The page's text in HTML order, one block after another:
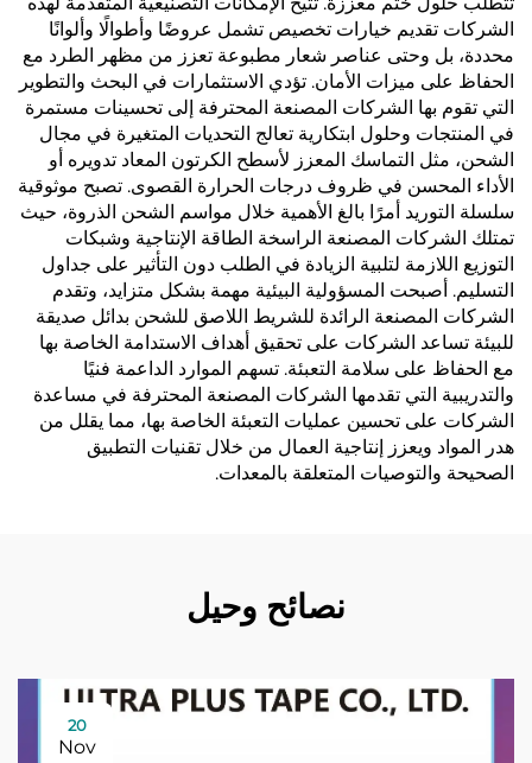
الشركات تقديم خيارات تخصيص تشمل عروضًا وأطوالًا وألوانًا
محددة، بل وحتى عناصر شعار مطبوعة تعزز من مظهر الطرد مع
الحفاظ على ميزات الأمان. تؤدي الاستثمارات في البحث والتطوير
التي تقوم بها الشركات المصنعة المحترفة إلى تحسينات مستمرة
في المنتجات وحلول ابتكارية تعالج التحديات المتغيرة في مجال
الشحن، مثل التماسك المعزز لأسطح الكرتون المعاد تدويره أو
الأداء المحسن في ظروف درجات الحرارة القصوى. تصبح موثوقية
سلسلة التوريد أمرًا بالغ الأهمية خلال مواسم الشحن الذروة، حيث
تمتلك الشركات المصنعة الراسخة الطاقة الإنتاجية وشبكات
التوزيع اللازمة لتلبية الزيادة في الطلب دون التأثير على جداول
التسليم. أصبحت المسؤولية البيئية مهمة بشكل متزايد، وتقدم
الشركات المصنعة الرائدة للشريط اللاصق للشحن بدائل صديقة
للبيئة تساعد الشركات على تحقيق أهداف الاستدامة الخاصة بها
مع الحفاظ على سلامة التعبئة. تسهم الموارد الداعمة فنيًا
والتدريبية التي تقدمها الشركات المصنعة المحترفة في مساعدة
الشركات على تحسين عمليات التعبئة الخاصة بها، مما يقلل من
هدر المواد ويعزز إنتاجية العمال من خلال تقنيات التطبيق
الصحيحة والتوصيات المتعلقة بالمعدات.
نصائح وحيل
20
Nov